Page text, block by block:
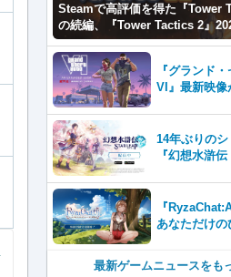
Steamで高評価を得た『Tower
の続編、『Tower Tactics 2』
に早期アクセス開始
『グランド
VI』最新映像
14年ぶりの
『幻想水滸
『
あなただけ
テムはこれま
最新ゲームニュースをも